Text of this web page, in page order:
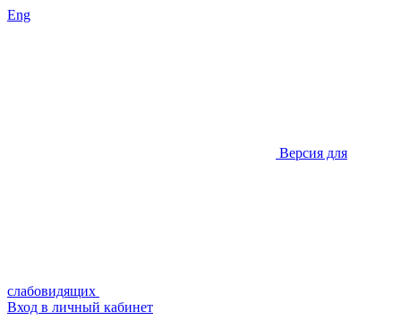
Eng
Версия для
слабовидящих
Вход в личный кабинет